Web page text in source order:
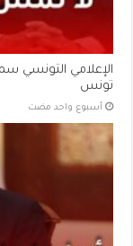
الإعلامي التونسي
تونس
‏أسبوع واحد مضت